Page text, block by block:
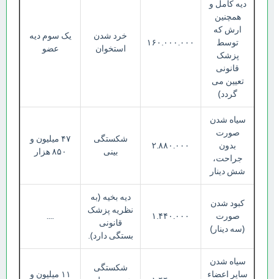
دیه کامل و
همچنین
ارش که
توسط
پزشک
قانونی
تعیین می
گردد)
۱۶۰.۰۰۰.۰۰۰
خرد شدن
استخوان
یک سوم دیه
عضو
سیاه شدن
صورت
بدون
جراحت،
شش دینار
۲.۸۸۰.۰۰۰
شکستگی
بینی
۴۷ میلیون و
۸۵۰ هزار
کبود شدن
صورت
(سه دینار)
۱.۴۴۰.۰۰۰
دیه بخیه (به
نظریه پزشک
قانونی
بستگی دارد).
سیاه شدن
سایر اعضاء
شکستگی
۱۱ میلیون و